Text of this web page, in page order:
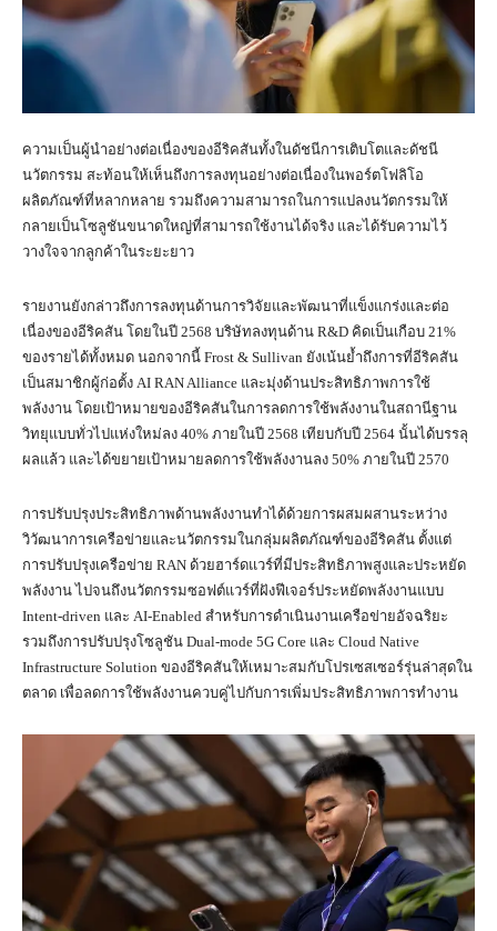
ความเป็นผู้นำอย่างต่อเนื่องของอีริคสันทั้งในดัชนีการเติบโตและดัชนี
นวัตกรรม สะท้อนให้เห็นถึงการลงทุนอย่างต่อเนื่องในพอร์ตโฟลิโอ
ผลิตภัณฑ์ที่หลากหลาย รวมถึงความสามารถในการแปลงนวัตกรรมให้
กลายเป็นโซลูชันขนาดใหญ่ที่สามารถใช้งานได้จริง และได้รับความไว้
วางใจจากลูกค้าในระยะยาว
รายงานยังกล่าวถึงการลงทุนด้านการวิจัยและพัฒนาที่แข็งแกร่งและต่อ
เนื่องของอีริคสัน โดยในปี 2568 บริษัทลงทุนด้าน R&D คิดเป็นเกือบ 21%
ของรายได้ทั้งหมด นอกจากนี้ Frost & Sullivan ยังเน้นย้ำถึงการที่อีริคสัน
เป็นสมาชิกผู้ก่อตั้ง AI RAN Alliance และมุ่งด้านประสิทธิภาพการใช้
พลังงาน โดยเป้าหมายของอีริคสันในการลดการใช้พลังงานในสถานีฐาน
วิทยุแบบทั่วไปแห่งใหม่ลง 40% ภายในปี 2568 เทียบกับปี 2564 นั้นได้บรรลุ
ผลแล้ว และได้ขยายเป้าหมายลดการใช้พลังงานลง 50% ภายในปี 2570
การปรับปรุงประสิทธิภาพด้านพลังงานทำได้ด้วยการผสมผสานระหว่าง
วิวัฒนาการเครือข่ายและนวัตกรรมในกลุ่มผลิตภัณฑ์ของอีริคสัน ตั้งแต่
การปรับปรุงเครือข่าย RAN ด้วยฮาร์ดแวร์ที่มีประสิทธิภาพสูงและประหยัด
พลังงาน ไปจนถึงนวัตกรรมซอฟต์แวร์ที่ฝังฟีเจอร์ประหยัดพลังงานแบบ
Intent-driven และ AI-Enabled สำหรับการดำเนินงานเครือข่ายอัจฉริยะ
รวมถึงการปรับปรุงโซลูชัน Dual-mode 5G Core และ Cloud Native
Infrastructure Solution ของอีริคสันให้เหมาะสมกับโปรเซสเซอร์รุ่นล่าสุดใน
ตลาด เพื่อลดการใช้พลังงานควบคู่ไปกับการเพิ่มประสิทธิภาพการทำงาน